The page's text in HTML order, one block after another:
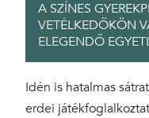
A SZÍNES
VETÉLKEDŐKÖN
ELEGENDŐ
Idén is hatalmas
erdei